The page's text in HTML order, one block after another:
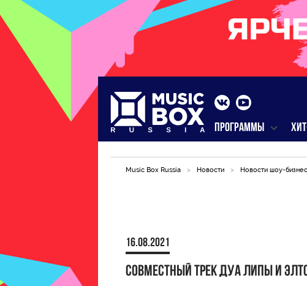
ПРОГРАММЫ
Music Box Russia > Новости > Новости шоу-
16.08.2021
Совместный трек Дуа Липы и